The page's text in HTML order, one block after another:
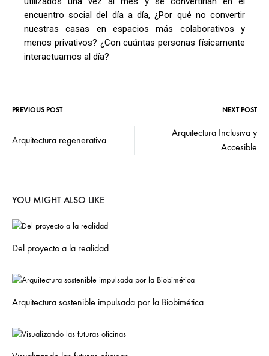
encuentro social del día a día, ¿Por qué no convertir
nuestras casas en espacios más colaborativos y
menos privativos? ¿Con cuántas personas físicamente
interactuamos al día?
PREVIOUS POST NEXT POST
Arquitectura regenerativa
Arquitectura Inclusiva y
Accesible
YOU MIGHT ALSO LIKE
Del proyecto a la realidad
Arquitectura sostenible impulsada por la Biobimética